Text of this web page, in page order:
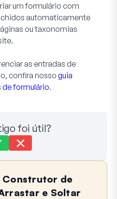
um formulário com
automaticamente
ou taxonomias
as entradas de
confira nosso guia
formulário.
foi útil?
de maio de 2024
Construtor de
e Soltar